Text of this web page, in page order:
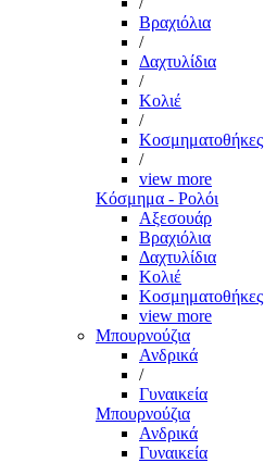
Βραχιόλια
/
Δαχτυλίδια
/
Κολιέ
/
Κοσμηματοθήκες
/
view more
Κόσμημα - Ρολόι
Αξεσουάρ
Βραχιόλια
Δαχτυλίδια
Κολιέ
Κοσμηματοθήκες
view more
Μπουρνούζια
Ανδρικά
/
Γυναικεία
Μπουρνούζια
Ανδρικά
Γυναικεία